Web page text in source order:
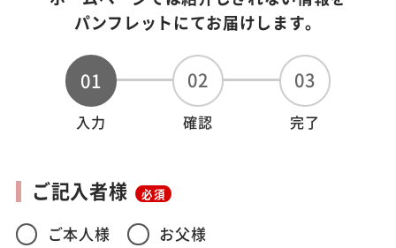
パンフレットにてお届けします。
01
入力
02
確認
03
完了
ご記入者様 必須
ご本人様
お父様